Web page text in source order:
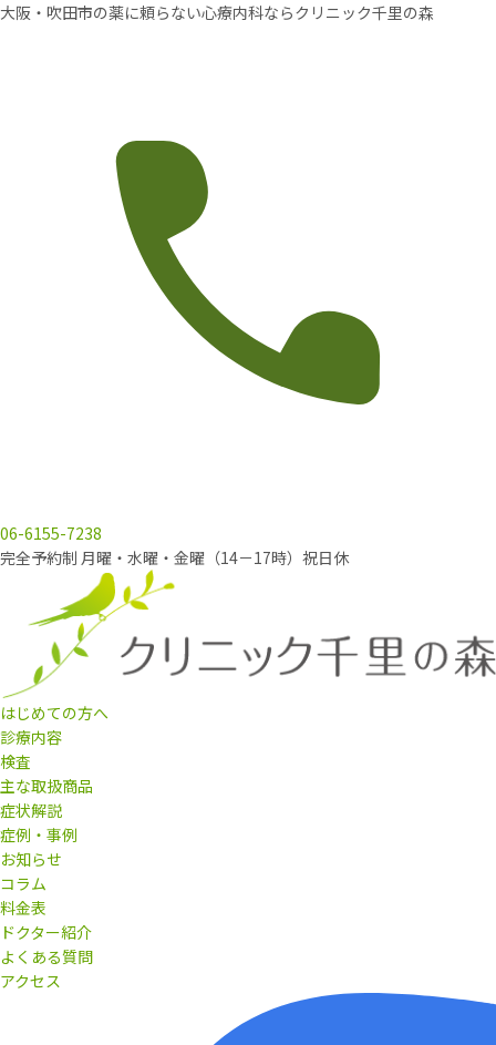
大阪・吹田市の薬に頼らない心療内科ならクリニック千里の森
06-6155-7238
完全予約制 月曜・水曜・金曜（14－17時）祝日休
はじめての方へ
診療内容
検査
主な取扱商品
症状解説
症例・事例
お知らせ
コラム
料金表
ドクター紹介
よくある質問
アクセス